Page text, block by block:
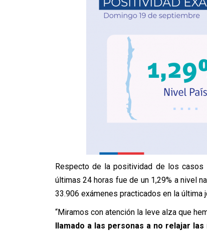
Respecto de la positividad de los
últimas 24 horas fue de un 1,29% a nivel
33.906 exámenes practicados en la última
“Miramos con atención la leve alza que
llamado a las personas a no relajar